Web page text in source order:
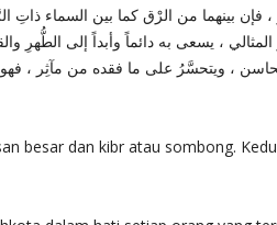
، فإن بينهما من الرْق كما بين السماء ذاتِ
، يسعى به دائماً وأبداً إلى الطُّهرِ
، ويتحسَّرُ على ما فقده من مآثِر ،
besar dan kibr atau sombong.